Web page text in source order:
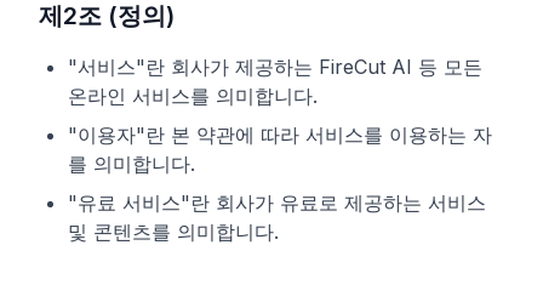
제2조 (정의)
"서비스"란 회사가 제공하는 FireCut AI 등 모든
온라인 서비스를 의미합니다.
"이용자"란 본 약관에 따라 서비스를 이용하는 자
를 의미합니다.
"유료 서비스"란 회사가 유료로 제공하는 서비스
및 콘텐츠를 의미합니다.